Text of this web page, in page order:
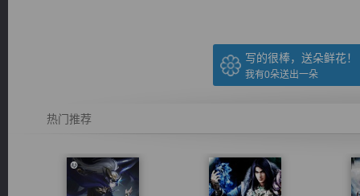
写的很棒，送朵鲜花！
我有0朵送出一朵
热门推荐